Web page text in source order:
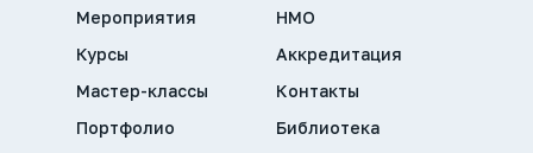
Мероприятия
Курсы
Мастер-классы
Портфолио
НМО
Аккредитация
Контакты
Библиотека